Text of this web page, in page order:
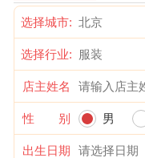
选择城市:
选择行业:
店主姓名
性 别 男
出生日期